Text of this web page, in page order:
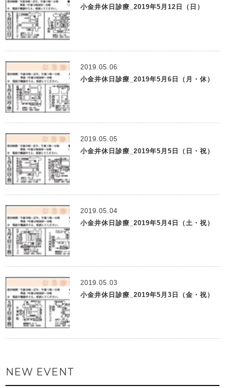
小金井休日診療_2019年5月12日（日）
2019.05.06
小金井休日診療_2019年5月6日（月・休）
2019.05.05
小金井休日診療_2019年5月5日（日・祝）
2019.05.04
小金井休日診療_2019年5月4日（土・祝）
2019.05.03
小金井休日診療_2019年5月3日（金・祝）
NEW EVENT